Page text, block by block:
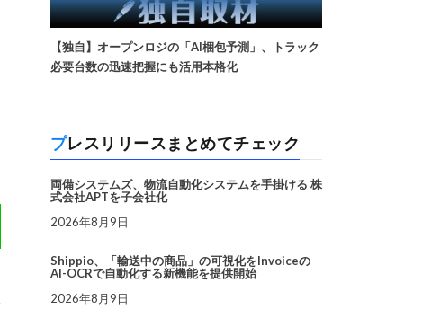
【独自】オープンロジの「AI梱包予測」、トラック
必要台数の迅速把握にも活用本格化
プレスリリースまとめてチェック
両備システムズ、物流自動化システムを手掛ける 株
式会社APTを子会社化
2026年8月9日
Shippio、「輸送中の商品」の可視化をInvoiceの
AI-OCRで自動化する新機能を提供開始
2026年8月9日